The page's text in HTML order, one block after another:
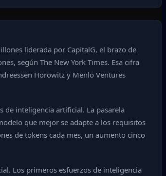
liderada por CapitalG, el brazo de
según The New York Times. Esa cifra
Horowitz y Menlo Ventures
de inteligencia artificial. La pasarela
que mejor se adapte a los requisitos
de tokens cada mes, un aumento cinco
Los primeros esfuerzos de inteligencia